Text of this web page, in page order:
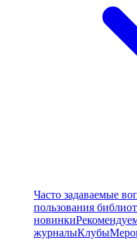
Часто задаваемые
пользования
новинки
журналыКлубы